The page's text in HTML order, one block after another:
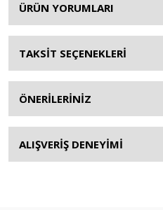
ÜRÜN YORUMLARI
TAKSİT SEÇENEKLERİ
ÖNERİLERİNİZ
ALIŞVERİŞ DENEYİMİ